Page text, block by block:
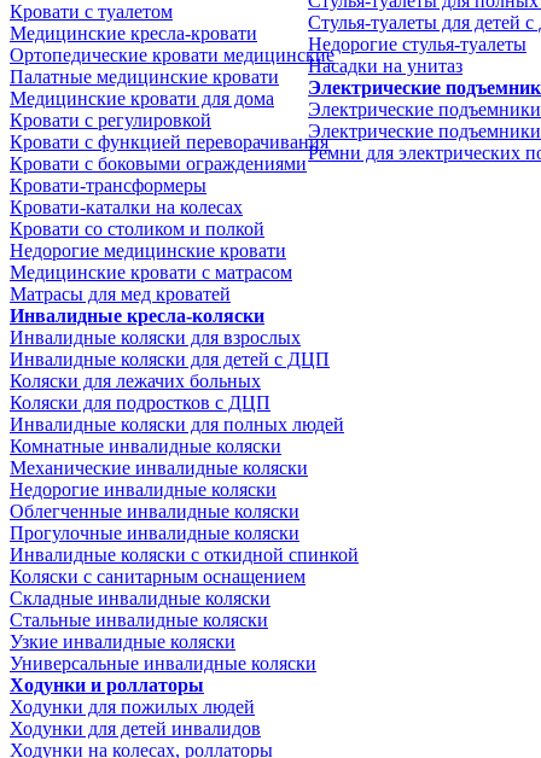
Кровати с туалетом
Медицинские крeсла-кровати
Ортопедические кровати медицинские
Палатные медицинские кровати
Медицинские кровати для дома
Кровати с регулировкой
Кровати с функцией переворачивания
Кровати с боковыми ограждениями
Кровати-трансформеры
Кровати-каталки на колесах
Кровати со столиком и полкой
Недорогие медицинские кровати
Медицинские кровати с матрасом
Матрасы для мед кроватей
Инвалидные кресла-коляски
Инвалидные коляски для взрослых
Инвалидные коляски для детей с ДЦП
Коляски для лежачих больных
Коляски для подростков с ДЦП
Инвалидные коляски для полных людей
Комнатные инвалидные коляски
Механические инвалидные коляски
Недорогие инвалидные коляски
Облегченные инвалидные коляски
Прогулочные инвалидные коляски
Инвалидные коляски с откидной спинкой
Коляски с санитарным оснащением
Складные инвалидные коляски
Стальные инвалидные коляски
Узкие инвалидные коляски
Универсальные инвалидные коляски
Ходунки и роллаторы
Ходунки для пожилых людей
Ходунки для детей инвалидов
Ходунки на колесах, роллаторы
Стулья-туалеты для детей
Недорогие стулья-туалеты
Насадки на унитаз
Электрические
Электрические
Электрические
Ремни для электрических